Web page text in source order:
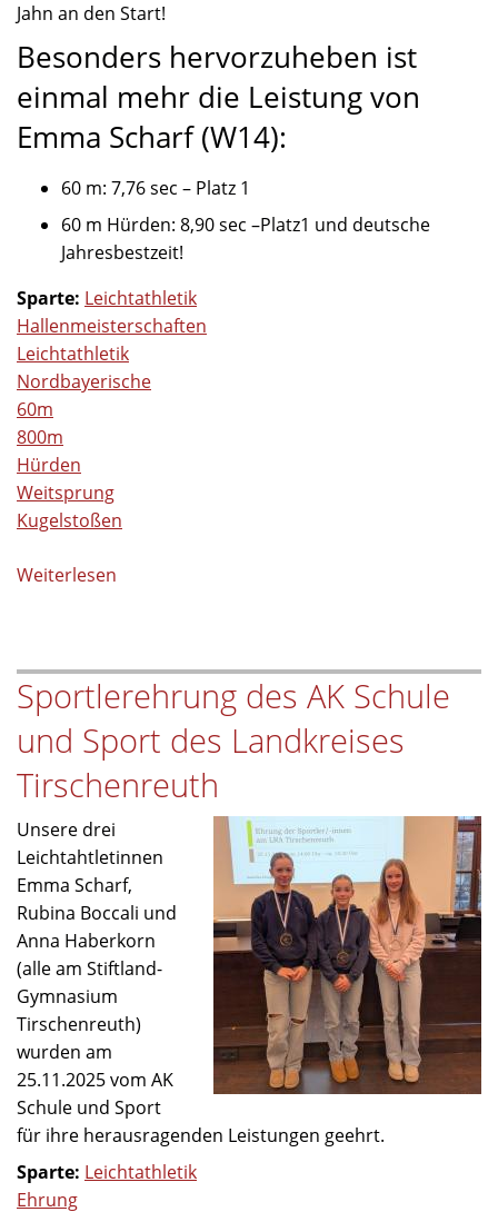
Jahn an den Start!
Besonders hervorzuheben ist
einmal mehr die Leistung von
Emma Scharf (W14):
60 m: 7,76 sec – Platz 1
60 m Hürden: 8,90 sec –Platz1 und deutsche
Jahresbestzeit!
Sparte: Leichtathletik
Hallenmeisterschaften
Leichtathletik
Nordbayerische
60m
800m
Hürden
Weitsprung
Kugelstoßen
Weiterlesen
den
Nordbayerischen
Hallenmeisterschaften
Sportlerehrung des AK Schule
und Sport des Landkreises
Tirschenreuth
Unsere drei
Leichtahtletinnen
Emma Scharf,
Rubina Boccali und
Anna Haberkorn
(alle am Stiftland-
Gymnasium
Tirschenreuth)
wurden am
25.11.2025 vom AK
Schule und Sport
für ihre herausragenden Leistungen geehrt.
Sparte: Leichtathletik
Ehrung